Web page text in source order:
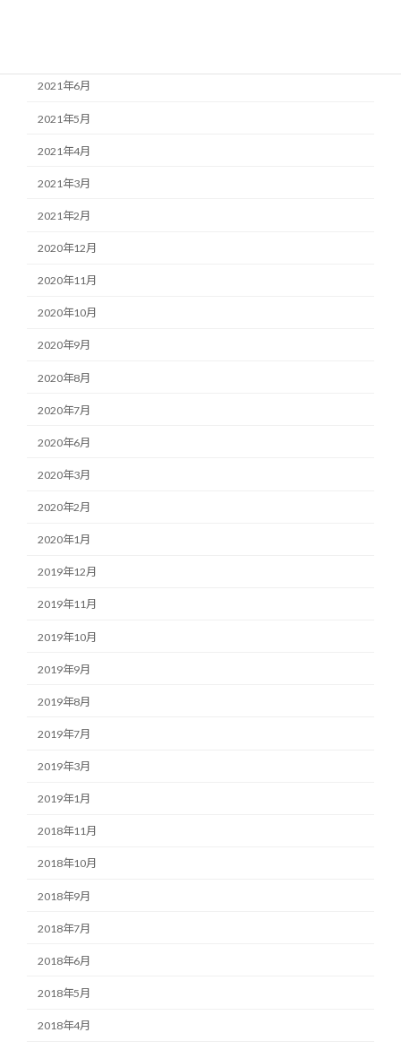
2021年6月
2021年5月
2021年4月
2021年3月
2021年2月
2020年12月
2020年11月
2020年10月
2020年9月
2020年8月
2020年7月
2020年6月
2020年3月
2020年2月
2020年1月
2019年12月
2019年11月
2019年10月
2019年9月
2019年8月
2019年7月
2019年3月
2019年1月
2018年11月
2018年10月
2018年9月
2018年7月
2018年6月
2018年5月
2018年4月